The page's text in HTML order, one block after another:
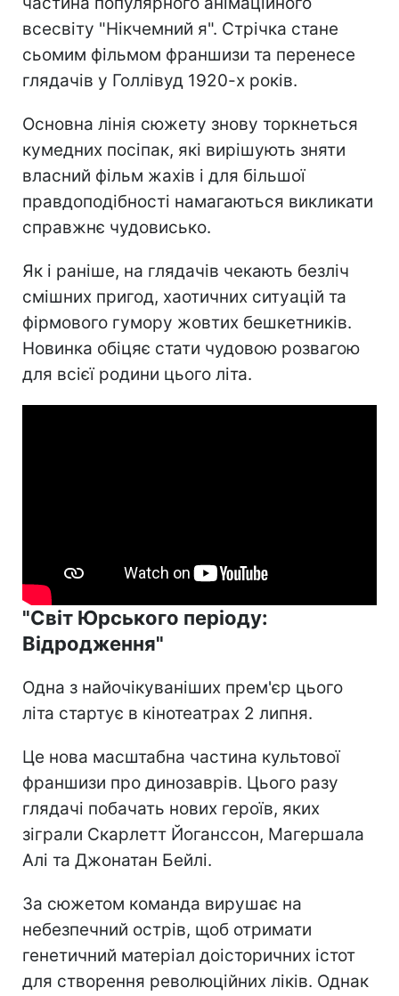
всесвіту "Нікчемний я". Стрічка стане
сьомим фільмом франшизи та перенесе
глядачів у Голлівуд 1920-х років.
Основна лінія сюжету знову торкнеться
кумедних посіпак, які вирішують зняти
власний фільм жахів і для більшої
правдоподібності намагаються викликати
справжнє чудовисько.
Як і раніше, на глядачів чекають безліч
смішних пригод, хаотичних ситуацій та
фірмового гумору жовтих бешкетників.
Новинка обіцяє стати чудовою розвагою
для всієї родини цього літа.
"Світ Юрського періоду:
Відродження"
Одна з найочікуваніших прем'єр цього
літа стартує в кінотеатрах 2 липня.
Це нова масштабна частина культової
франшизи про динозаврів. Цього разу
глядачі побачать нових героїв, яких
зіграли Скарлетт Йоганссон, Магершала
Алі та Джонатан Бейлі.
За сюжетом команда вирушає на
небезпечний острів, щоб отримати
генетичний матеріал доісторичних істот
для створення революційних ліків. Однак